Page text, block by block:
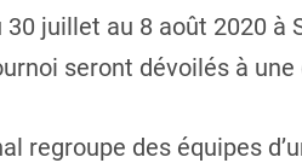
juillet au 8 août 2020 à
seront dévoilés à
regroupe des équipes